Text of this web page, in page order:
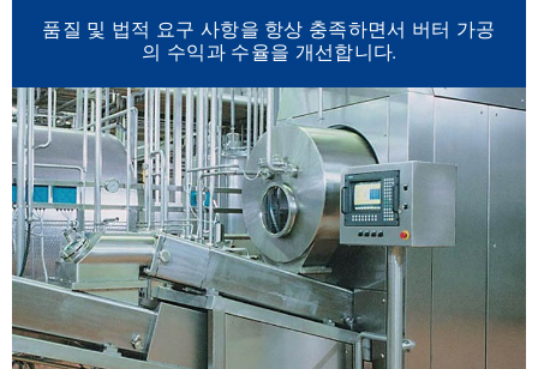
품질 및 법적 요구 사항을 항상 충족하면서 버터 가공
의 수익과 수율을 개선합니다.